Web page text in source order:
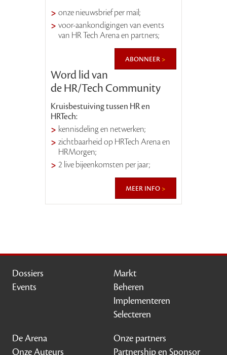
onze nieuwsbrief per mail;
voor-aankondigingen van events
van HR Tech Arena en partners;
abonneer
Word lid van
de HR/Tech Community
Kruisbestuiving tussen HR en
HRTech:
kennisdeling en netwerken;
zichtbaarheid op HRTech Arena en
HRMorgen;
2 live bijeenkomsten per jaar;
meer info
Dossiers
Events
Markt
Beheren
Implementeren
Selecteren
De Arena
Onze Auteurs
Onze partners
Partnership en Sponsor